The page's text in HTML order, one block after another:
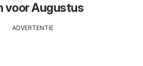
voor Augustus
ADVERTENTIE